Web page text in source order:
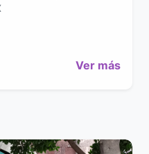
Ver más